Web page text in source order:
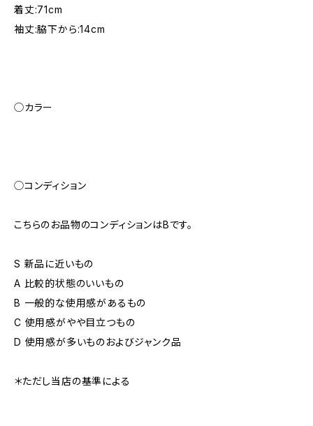
着丈:71cm
袖丈:脇下から:14cm
◯カラー
◯コンディション
こちらのお品物のコンディションはBです。
S 新品に近いもの
A 比較的状態のいいもの
B 一般的な使用感があるもの
C 使用感がやや目立つもの
D 使用感が多いものおよびジャンク品
＊ただし当店の基準による